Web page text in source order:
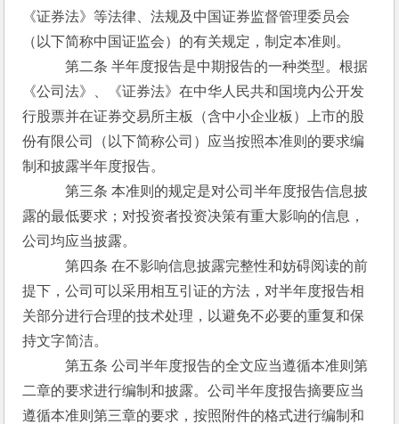
《证券法》等法律、法规及中国证券监督管理委员会
（以下简称中国证监会）的有关规定，制定本准则。
第二条 半年度报告是中期报告的一种类型。根据
《公司法》、《证券法》在中华人民共和国境内公开发
行股票并在证券交易所主板（含中小企业板）上市的股
份有限公司（以下简称公司）应当按照本准则的要求编
制和披露半年度报告。
第三条 本准则的规定是对公司半年度报告信息披
露的最低要求；对投资者投资决策有重大影响的信息，
公司均应当披露。
第四条 在不影响信息披露完整性和妨碍阅读的前
提下，公司可以采用相互引证的方法，对半年度报告相
关部分进行合理的技术处理，以避免不必要的重复和保
持文字简洁。
第五条 公司半年度报告的全文应当遵循本准则第
二章的要求进行编制和披露。公司半年度报告摘要应当
遵循本准则第三章的要求，按照附件的格式进行编制和